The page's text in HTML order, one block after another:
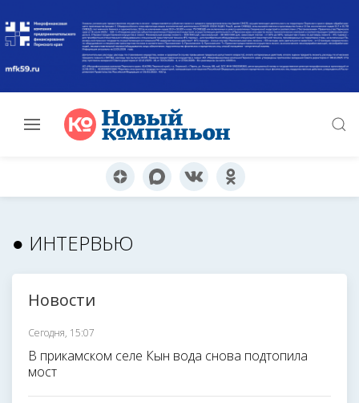
● ИНТЕРВЬЮ
Новости
Сегодня, 15:07
В прикамском селе Кын вода снова подтопила
мост